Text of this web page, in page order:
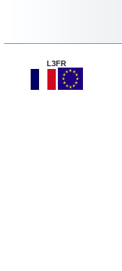
L3FR